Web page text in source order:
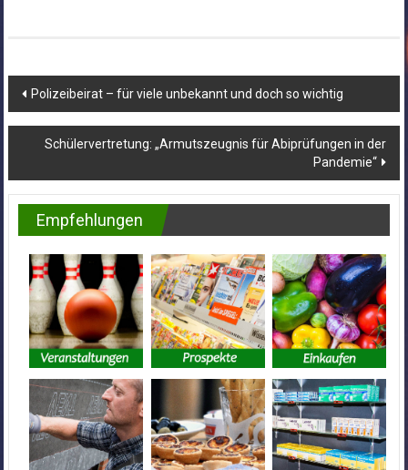
Beitragsnavigation
Polizeibeirat – für viele unbekannt und doch so wichtig
Schülervertretung: „Armutszeugnis für Abiprüfungen in der
Pandemie“
Empfehlungen